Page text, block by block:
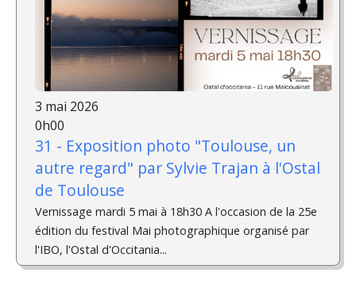
3 mai 2026
0h00
31 - Exposition photo "Toulouse, un
autre regard" par Sylvie Trajan à l'Ostal
de Toulouse
Vernissage mardi 5 mai à 18h30 A l'occasion de la 25e
édition du festival Mai photographique organisé par
l'IBO, l'Ostal d'Occitania...